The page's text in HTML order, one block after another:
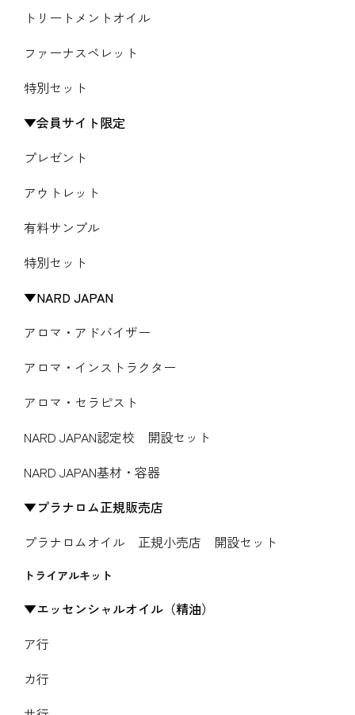
トリートメントオイル
ファーナスペレット
特別セット
会員サイト限定
プレゼント
アウトレット
有料サンプル
特別セット
NARD JAPAN
アロマ・アドバイザー
アロマ・インストラクター
アロマ・セラピスト
NARD JAPAN認定校 開設セット
NARD JAPAN基材・容器
プラナロム正規販売店
プラナロムオイル 正規小売店 開設セット
トライアルキット
エッセンシャルオイル（精油）
ア行
カ行